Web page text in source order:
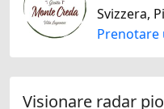
Prenotare
Visionare radar